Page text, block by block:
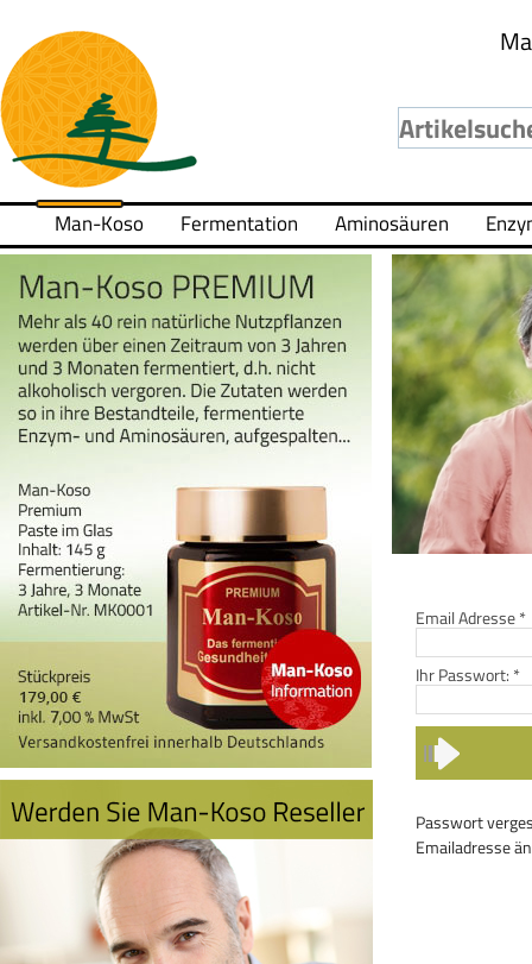
Man-Koso Fermentation Aminosäuren
Email Adresse*
Ihr Passwort: *
Passwort
Emailadresse